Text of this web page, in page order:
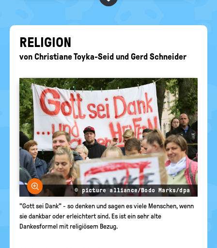
politische
EURE AKTUELLEN FRAGEN...
RE­LI­GI­ON
von Christiane Toyka-Seid und Gerd Schneider
Bild vergrößern
© picture alliance/Bodo Marks/dpa
"Gott sei Dank" - so denken und sagen es viele Menschen, wenn
sie dankbar oder erleichtert sind. Es ist ein sehr alte
Dankesformel mit religiösem Bezug.